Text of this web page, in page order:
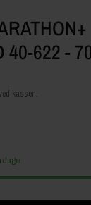
40-622 -
kassen.